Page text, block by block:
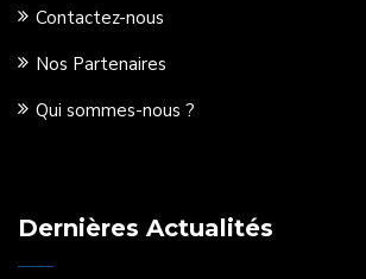
Contactez-nous
Nos Partenaires
Qui sommes-nous ?
Dernières Actualités